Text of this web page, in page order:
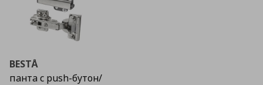
BESTÅ
панта с push-бутон/